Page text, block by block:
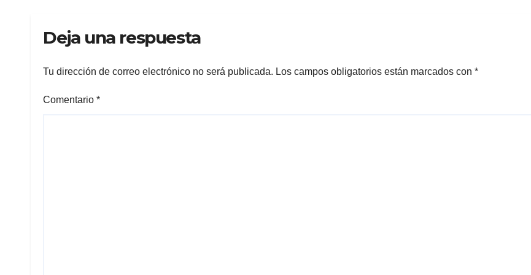
Deja una respuesta
Tu dirección de correo electrónico no será publicada. Los campos obligatorios están marcados con *
Comentario *